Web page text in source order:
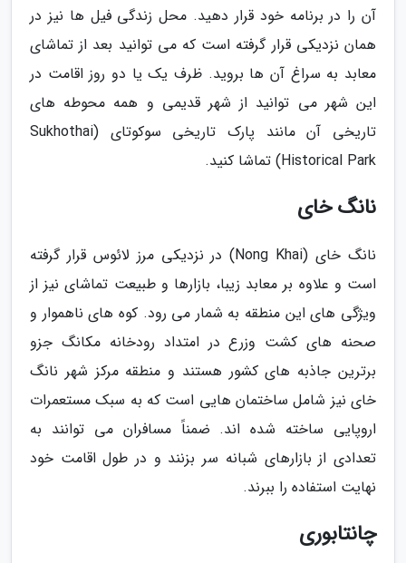
آن را در برنامه خود قرار دهید. محل زندگی فیل ها نیز در
همان نزدیکی قرار گرفته است که می توانید بعد از تماشای
معابد به سراغ آن ها بروید. ظرف یک یا دو روز اقامت در
این شهر می توانید از شهر قدیمی و همه محوطه های
تاریخی آن مانند پارک تاریخی سوکوتای (Sukhothai
Historical Park) تماشا کنید.
نانگ خای
نانگ خای (Nong Khai) در نزدیکی مرز لائوس قرار گرفته
است و علاوه بر معابد زیبا، بازارها و طبیعت تماشای نیز از
ویژگی های این منطقه به شمار می رود. کوه های ناهموار و
صحنه های کشت وزرع در امتداد رودخانه مکانگ جزو
برترین جاذبه های کشور هستند و منطقه مرکز شهر نانگ
خای نیز شامل ساختمان هایی است که به سبک مستعمرات
اروپایی ساخته شده اند. ضمناً مسافران می توانند به
تعدادی از بازارهای شبانه سر بزنند و در طول اقامت خود
نهایت استفاده را ببرند.
چانتابوری